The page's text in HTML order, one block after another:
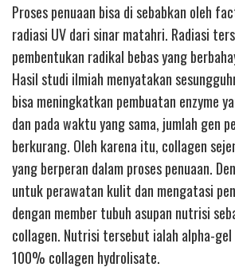
Proses penuaan bisa di sebabkan oleh
radiasi UV dari sinar matahri. Radiasi
pembentukan radikal bebas yang
Hasil studi ilmiah menyatakan
bisa meningkatkan pembuatan enzyme
dan pada waktu yang sama, jumlah gen
berkurang. Oleh karena itu, collagen
yang berperan dalam proses penuaan.
untuk perawatan kulit dan mengatasi
dengan member tubuh asupan nutrisi
collagen. Nutrisi tersebut ialah alpha-gel
100% collagen hydrolisate.